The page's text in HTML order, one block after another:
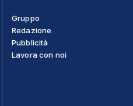
Gruppo
Redazione
Pubblicità
Lavora con noi